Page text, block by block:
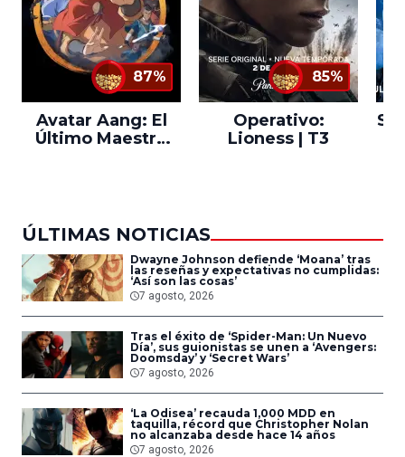
87%
Avatar Aang: El
Último Maestro
85%
Operativo:
Lioness | T3
ÚLTIMAS NOTICIAS
Dwayne Johnson defiende ‘Moana’ tras
las reseñas y expectativas no cumplidas:
‘Así son las cosas’
7 agosto, 2026
Tras el éxito de ‘Spider-Man: Un Nuevo
Día’, sus guionistas se unen a ‘Avengers:
Doomsday’ y ‘Secret Wars’
7 agosto, 2026
‘La Odisea’ recauda 1,000 MDD en
taquilla, récord que Christopher Nolan
no alcanzaba desde hace 14 años
7 agosto, 2026